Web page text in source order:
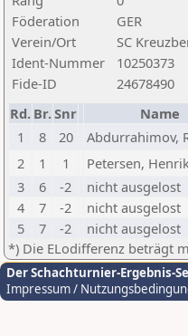
Föderation
GER
Verein/Ort
SC
Ident-Nummer
10250373
Fide-ID
24678490
Rd. Br.Snr Name
1
8 20 Abdurrahimov,
2
1 1 Petersen,
3
6 -2 nicht ausgelost
4
7 -2 nicht ausgelost
5
7 -2 nicht ausgelost
*) Die ELodifferenz beträgt
Der Schachturnier-Ergebnis-
Impressum /